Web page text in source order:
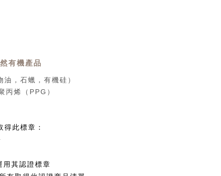
有機產品
，石蠟，有機硅）
丙烯（PPG）
此標章：
用其認證標章